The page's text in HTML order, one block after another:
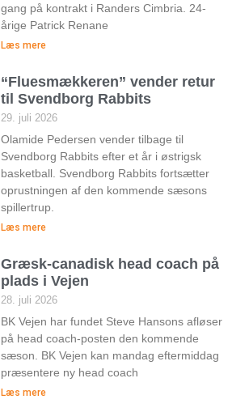
gang på kontrakt i Randers Cimbria. 24-
årige Patrick Renane
Læs mere
“Fluesmækkeren” vender retur
til Svendborg Rabbits
29. juli 2026
Olamide Pedersen vender tilbage til
Svendborg Rabbits efter et år i østrigsk
basketball. Svendborg Rabbits fortsætter
oprustningen af den kommende sæsons
spillertrup.
Læs mere
Græsk-canadisk head coach på
plads i Vejen
28. juli 2026
BK Vejen har fundet Steve Hansons afløser
på head coach-posten den kommende
sæson. BK Vejen kan mandag eftermiddag
præsentere ny head coach
Læs mere